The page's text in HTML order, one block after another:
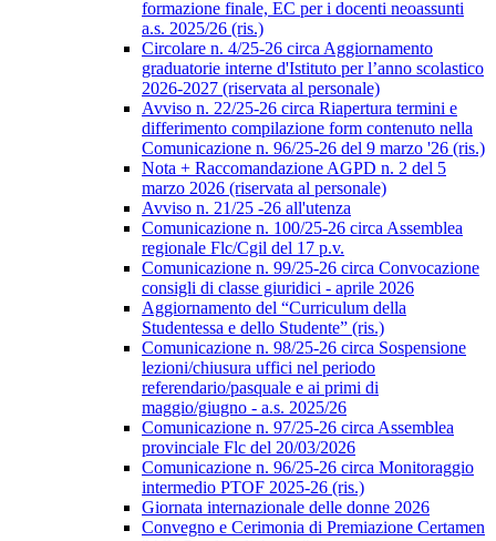
formazione finale, EC per i docenti neoassunti
a.s. 2025/26 (ris.)
Circolare n. 4/25-26 circa Aggiornamento
graduatorie interne d'Istituto per l’anno scolastico
2026-2027 (riservata al personale)
Avviso n. 22/25-26 circa Riapertura termini e
differimento compilazione form contenuto nella
Comunicazione n. 96/25-26 del 9 marzo '26 (ris.)
Nota + Raccomandazione AGPD n. 2 del 5
marzo 2026 (riservata al personale)
Avviso n. 21/25 -26 all'utenza
Comunicazione n. 100/25-26 circa Assemblea
regionale Flc/Cgil del 17 p.v.
Comunicazione n. 99/25-26 circa Convocazione
consigli di classe giuridici - aprile 2026
Aggiornamento del “Curriculum della
Studentessa e dello Studente” (ris.)
Comunicazione n. 98/25-26 circa Sospensione
lezioni/chiusura uffici nel periodo
referendario/pasquale e ai primi di
maggio/giugno - a.s. 2025/26
Comunicazione n. 97/25-26 circa Assemblea
provinciale Flc del 20/03/2026
Comunicazione n. 96/25-26 circa Monitoraggio
intermedio PTOF 2025-26 (ris.)
Giornata internazionale delle donne 2026
Convegno e Cerimonia di Premiazione Certamen